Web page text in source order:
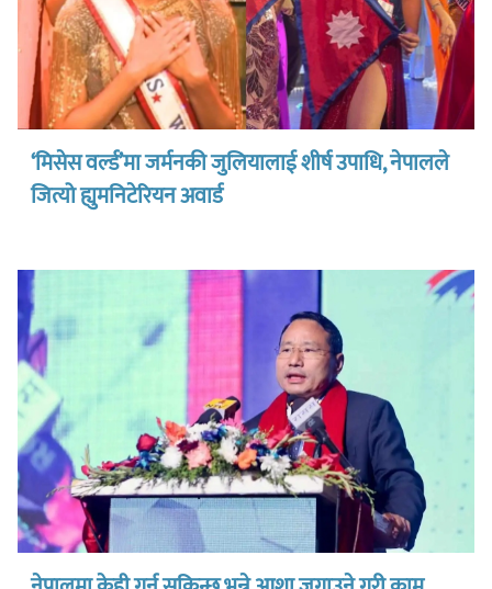
‘मिसेस वर्ल्ड’मा जर्मनकी जुलियालाई शीर्ष उपाधि, नेपालले
जित्यो ह्युमनिटेरियन अवार्ड